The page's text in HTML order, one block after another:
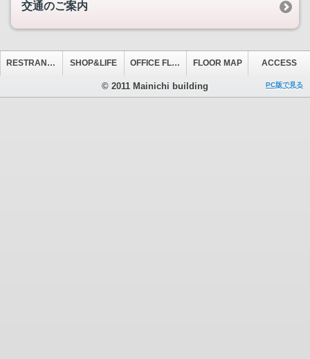
交通のご案内
RESTRANT&CAFE SHOP&LIFE OFFICE FLOOR FLOOR MAP ACCESS
© 2011 Mainichi building PC版で見る